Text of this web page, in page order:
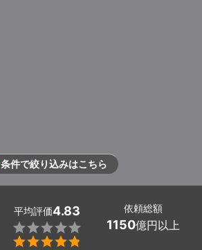
条件で絞り込みはこちら
平均評価4.83


依頼総額
1150億円以上